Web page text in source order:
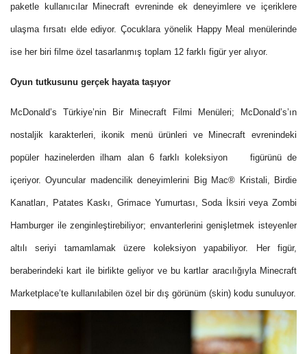
paketle kullanıcılar Minecraft evreninde ek deneyimlere ve içeriklere
ulaşma fırsatı elde ediyor. Çocuklara yönelik Happy Meal menülerinde
ise her biri filme özel tasarlanmış toplam 12 farklı figür yer alıyor.
Oyun tutkusunu gerçek hayata taşıyor
McDonald’s Türkiye’nin Bir Minecraft Filmi Menüleri; McDonald’s’ın
nostaljik karakterleri, ikonik menü ürünleri ve Minecraft evrenindeki
popüler hazinelerden ilham alan 6 farklı koleksiyon figürünü de
içeriyor. Oyuncular madencilik deneyimlerini Big Mac® Kristali, Birdie
Kanatları, Patates Kaskı, Grimace Yumurtası, Soda İksiri veya Zombi
Hamburger ile zenginleştirebiliyor; envanterlerini genişletmek isteyenler
altılı seriyi tamamlamak üzere koleksiyon yapabiliyor. Her figür,
beraberindeki kart ile birlikte geliyor ve bu kartlar aracılığıyla Minecraft
Marketplace’te kullanılabilen özel bir dış görünüm (skin) kodu sunuluyor.